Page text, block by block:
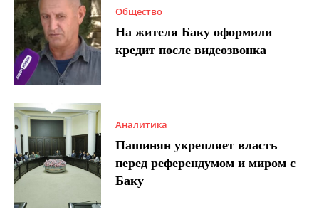
Общество
На жителя Баку оформили
кредит после видеозвонка
Аналитика
Пашинян укрепляет власть
перед референдумом и миром с
Баку